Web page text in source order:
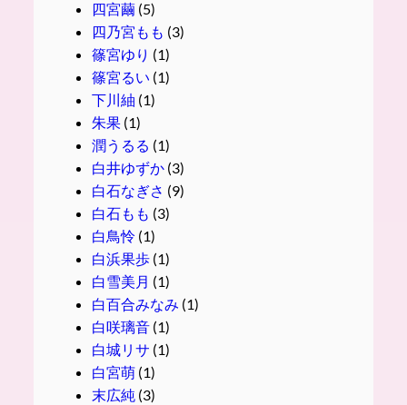
四宮繭(5)
四乃宮もも (3)
篠宮ゆり (1)
篠宮るい (1)
下川紬 (1)
朱果(1)
潤うるる (1)
白井ゆずか(3)
白石なぎさ (9)
白石もも (3)
白鳥怜(1)
白浜果歩(1)
白雪美月 (1)
白百合みなみ (1)
白咲璃音(1)
白城リサ (1)
白宮萌(1)
末広純 (3)